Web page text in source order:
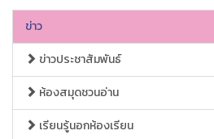
ข่าว
ข่าวประชาสัมพันธ์
ห้องสมุดชวนอ่าน
เรียนรู้นอกห้องเรียน